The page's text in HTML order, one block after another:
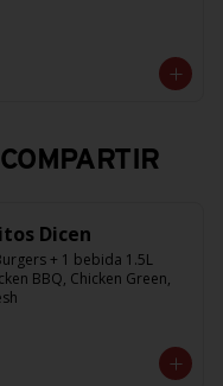
Dicen
+ 1 bebida 1.5L
BBQ, Chicken Green,